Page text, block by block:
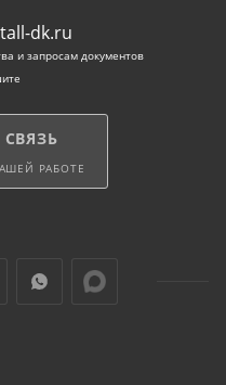
dk.ru
и запросам документов
РАБОТЕ